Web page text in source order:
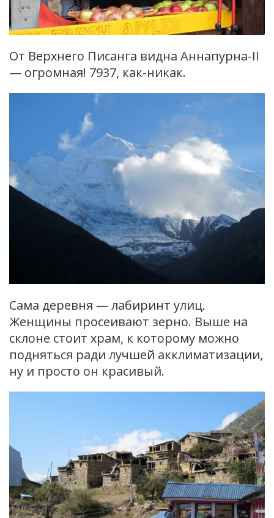
От Верхнего Писанга видна Аннапурна-II
— огромная! 7937, как-никак.
Сама деревня — лабиринт улиц.
Женщины просеивают зерно. Выше на
склоне стоит храм, к которому можно
подняться ради лучшей акклиматизации,
ну и просто он красивый.